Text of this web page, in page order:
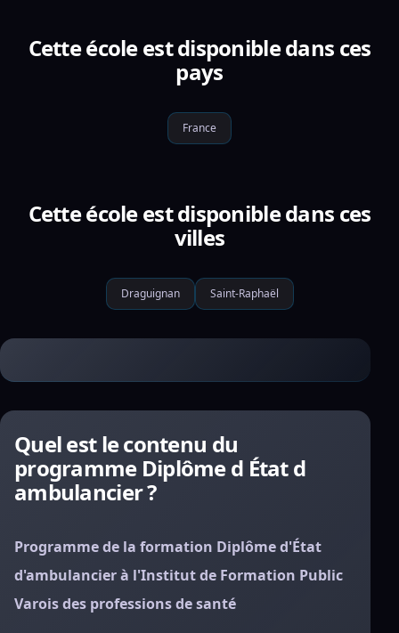
Cette école est disponible dans ces
pays
France
Cette école est disponible dans ces
villes
Draguignan Saint-Raphaël
Quel est le contenu du
programme Diplôme d État d
ambulancier ?
Programme de la formation Diplôme d'État
d'ambulancier à l'Institut de Formation Public
Varois des professions de santé